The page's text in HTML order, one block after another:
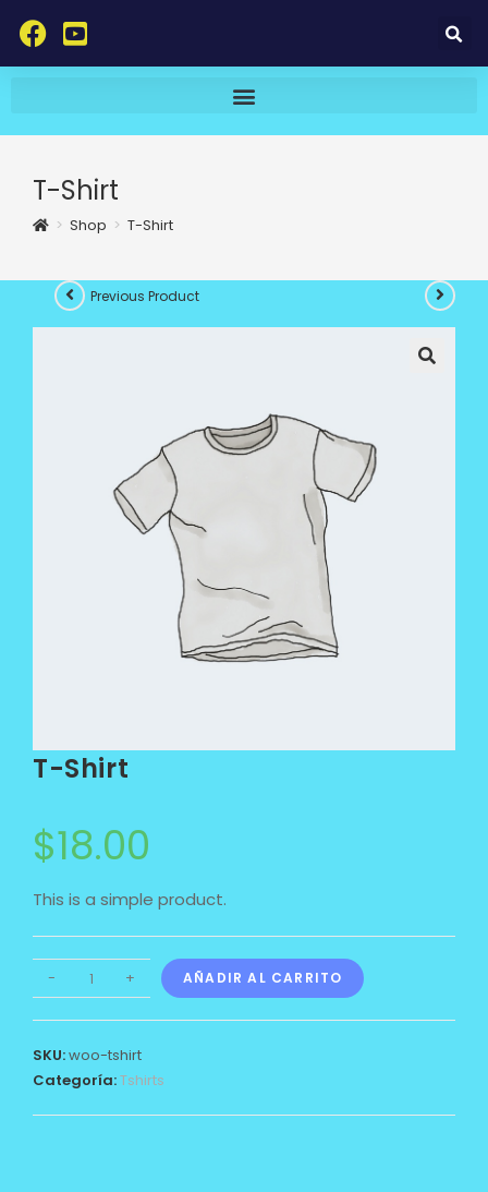
T-Shirt
> Shop > T-Shirt
Previous Product
T-Shirt
$18.00
This is a simple product.
- + AÑADIR AL CARRITO
SKU:woo-tshirt
Categoría:Tshirts